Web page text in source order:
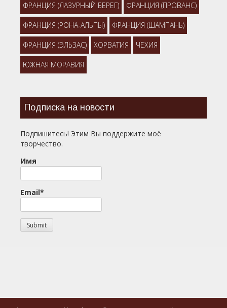
ФРАНЦИЯ (ЛАЗУРНЫЙ БЕРЕГ) ФРАНЦИЯ (ПРОВАНС)
ФРАНЦИЯ (РОНА-АЛЬПЫ) ФРАНЦИЯ (ШАМПАНЬ)
ФРАНЦИЯ (ЭЛЬЗАС) ХОРВАТИЯ ЧЕХИЯ
ЮЖНАЯ МОРАВИЯ
Подписка на новости
Подпишитесь! Этим Вы поддержите моё
творчество.
Имя
Email*